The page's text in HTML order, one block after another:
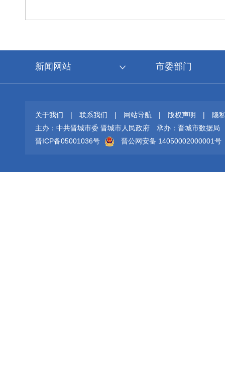
新闻网站 市委部门
关于我们 | 联系我们 | 网站导航 | 版权声明 |
隐
主办：中共晋城市委 晋城市人民政府
承办：晋城市数据局
晋ICP备05001036号
晋公网安备 14050002000001号